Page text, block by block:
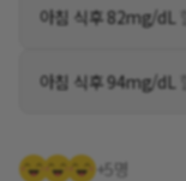
아침 식후 82mg/dL
아침 식후 94mg/dL
+5명